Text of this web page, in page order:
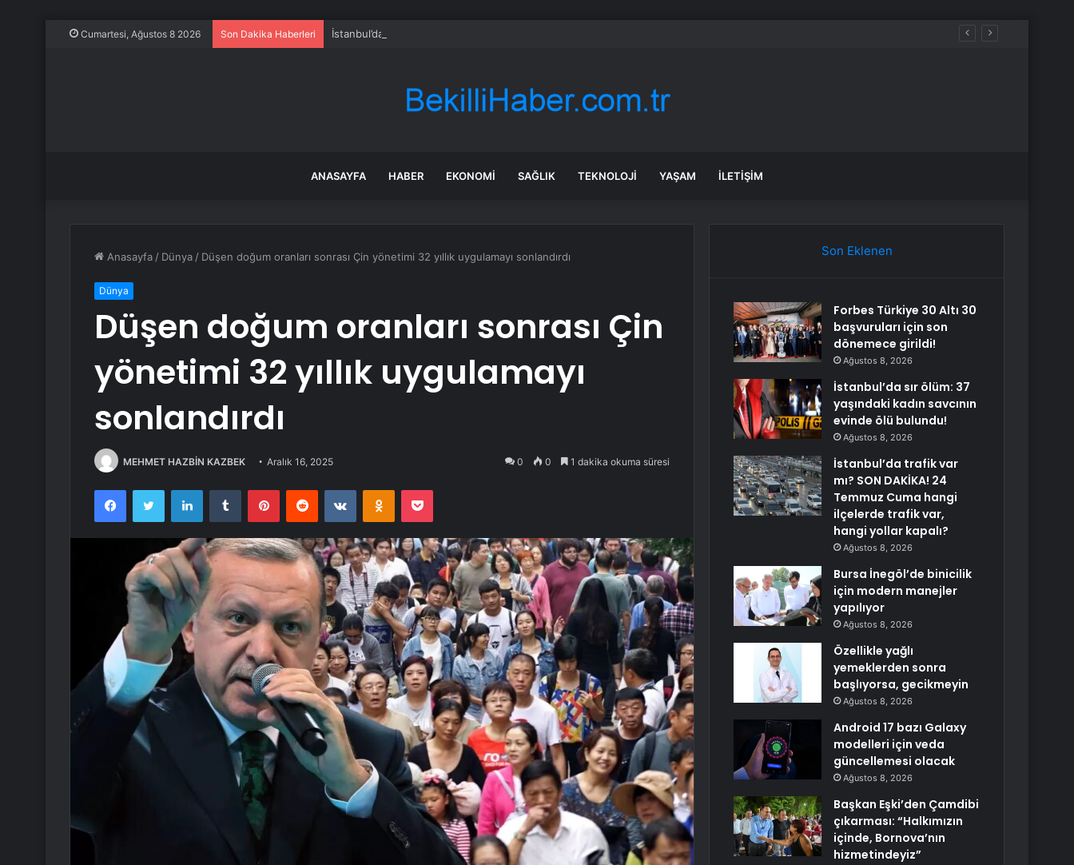
Cumartesi, Ağustos 8 2026 Son Dakika Haberleri İstanbul’da sır ölüm: 37 yaşındaki kadın savcının evinde ölü bulundu!
ANASAYFA HABER EKONOMI SAĞLIK TEKNOLOJI YAŞAM İLETIŞIM
Anasayfa / Dünya / Düşen doğum oranları sonrası Çin yönetimi 32 yıllık uygulamayı sonlandırdı
Dünya
Düşen doğum oranları sonrası Çin
yönetimi 32 yıllık uygulamayı
sonlandırdı
MEHMET HAZBİN KAZBEK Aralık 16, 2025 0 0 1 dakika okuma süresi
FacebookTwitter LinkedInTumblr PinterestReddit VKontakteOdnoklassniki
Pocket
Son Eklenen
Forbes Türkiye 30 Altı 30
başvuruları için son
dönemece girildi!
Ağustos 8, 2026
İstanbul’da sır ölüm: 37
yaşındaki kadın savcının
evinde ölü bulundu!
Ağustos 8, 2026
İstanbul’da trafik var
mı? SON DAKİKA! 24
Temmuz Cuma hangi
ilçelerde trafik var,
hangi yollar kapalı?
Ağustos 8, 2026
Bursa İnegöl’de binicilik
için modern manejler
yapılıyor
Ağustos 8, 2026
Özellikle yağlı
yemeklerden sonra
başlıyorsa, gecikmeyin
Ağustos 8, 2026
Android 17 bazı Galaxy
modelleri için veda
güncellemesi olacak
Ağustos 8, 2026
Başkan Eşki’den Çamdibi
çıkarması: “Halkımızın
içinde, Bornova’nın
hizmetindeyiz”